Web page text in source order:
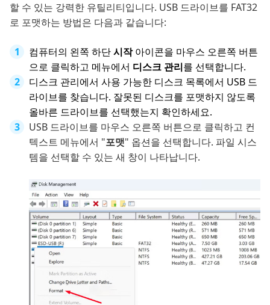
할 수 있는 강력한 유틸리티입니다. USB 드라이브를 FAT32
로 포맷하는 방법은 다음과 같습니다:
컴퓨터의 왼쪽 하단시작아이콘을 마우스 오른쪽 버튼
으로 클릭하고 메뉴에서 디스크 관리를 선택합니다.
디스크 관리에서 사용 가능한 디스크 목록에서 USB 드
라이브를 찾습니다. 잘못된 디스크를 포맷하지 않도록
올바른 드라이브를 선택했는지 확인하세요.
USB 드라이브를 마우스 오른쪽 버튼으로 클릭하고 컨
텍스트 메뉴에서 "포맷" 옵션을 선택합니다. 파일 시스
템을 선택할 수 있는 새 창이 나타납니다.